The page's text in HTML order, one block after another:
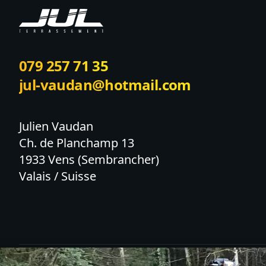
079 257 71 35
jul-vaudan@hotmail.com
Julien Vaudan
Ch. de Planchamp 13
1933 Vens (Sembrancher)
Valais / Suisse